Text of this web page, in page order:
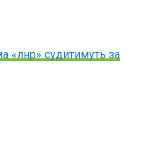
«лнр» судитимуть за